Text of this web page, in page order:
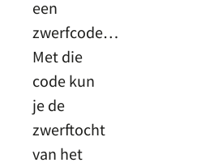
een
zwerfcode…
Met die
code kun
je de
zwerftocht
van het